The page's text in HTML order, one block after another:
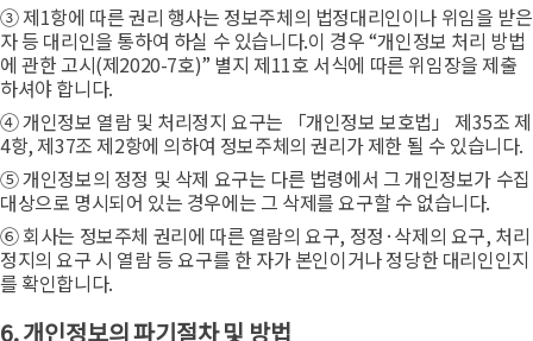
③ 제1항에 따른 권리 행사는 정보주체의 법정대리인이나 위임을 받은
자 등 대리인을 통하여 하실 수 있습니다.이 경우 “개인정보 처리 방법
에 관한 고시(제2020-7호)” 별지 제11호 서식에 따른 위임장을 제출
하셔야 합니다.
④ 개인정보 열람 및 처리정지 요구는 「개인정보 보호법」 제35조 제
4항, 제37조 제2항에 의하여 정보주체의 권리가 제한 될 수 있습니다.
⑤ 개인정보의 정정 및 삭제 요구는 다른 법령에서 그 개인정보가 수집
대상으로 명시되어 있는 경우에는 그 삭제를 요구할 수 없습니다.
⑥ 회사는 정보주체 권리에 따른 열람의 요구, 정정·삭제의 요구, 처리
정지의 요구 시 열람 등 요구를 한 자가 본인이거나 정당한 대리인인지
를 확인합니다.
6. 개인정보의 파기절차 및 방법